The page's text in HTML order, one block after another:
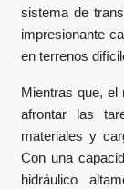
sistema de
impresionante
en terrenos
Mientras que, el
afrontar las
materiales y
Con una
hidráulico